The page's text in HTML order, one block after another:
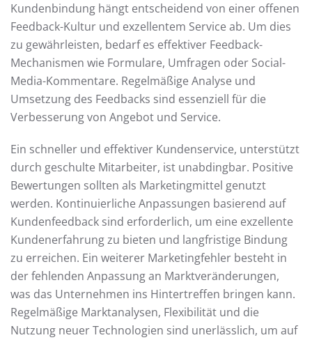
Kundenbindung hängt entscheidend von einer offenen
Feedback-Kultur und exzellentem Service ab. Um dies
zu gewährleisten, bedarf es effektiver Feedback-
Mechanismen wie Formulare, Umfragen oder Social-
Media-Kommentare. Regelmäßige Analyse und
Umsetzung des Feedbacks sind essenziell für die
Verbesserung von Angebot und Service.
Ein schneller und effektiver Kundenservice, unterstützt
durch geschulte Mitarbeiter, ist unabdingbar. Positive
Bewertungen sollten als Marketingmittel genutzt
werden. Kontinuierliche Anpassungen basierend auf
Kundenfeedback sind erforderlich, um eine exzellente
Kundenerfahrung zu bieten und langfristige Bindung
zu erreichen. Ein weiterer Marketingfehler besteht in
der fehlenden Anpassung an Marktveränderungen,
was das Unternehmen ins Hintertreffen bringen kann.
Regelmäßige Marktanalysen, Flexibilität und die
Nutzung neuer Technologien sind unerlässlich, um auf